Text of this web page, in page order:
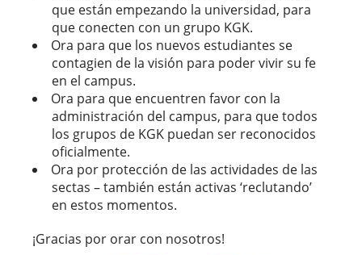
que están empezando la universidad, para
que conecten con un grupo KGK.
Ora para que los nuevos estudiantes se
contagien de la visión para poder vivir su fe
en el campus.
Ora para que encuentren favor con la
administración del campus, para que todos
los grupos de KGK puedan ser reconocidos
oficialmente.
Ora por protección de las actividades de las
sectas – también están activas ‘reclutando’
en estos momentos.
¡Gracias por orar con nosotros!